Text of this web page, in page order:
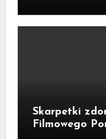
Skarpetki
Filmowego